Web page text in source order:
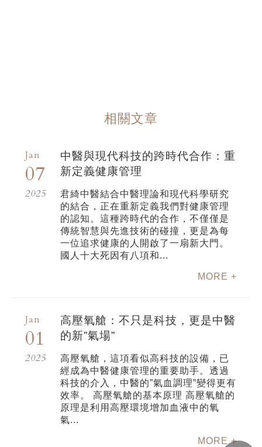
相關文章
Jan
07
2025
中醫與現代科技的跨時代合作：重
新定義健康管理
君綺中醫結合中醫理論和現代科學研究
的結合，正在重新定義我們對健康管理
的認知。這種跨時代的合作，不僅僅是
傳統智慧與先進技術的碰撞，更是為每
一位追求健康的人開啟了一扇新大門。
國人十大死因有八項和...
MORE +
Jan
01
2025
高壓氧艙：不只是科技，更是中醫
的新”氣場”
高壓氧艙，這項看似高科技的設備，已
經成為中醫健康管理的重要助手。透過
科技的介入，中醫的”氣血調理”變得更有
效率。 高壓氧艙的基本原理 高壓氧艙的
原理是利用高壓環境增加血液中的氧
氣...
MORE +